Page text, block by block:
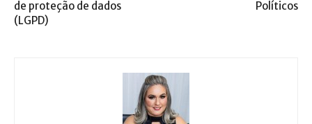
de proteção de dados
(LGPD)
Políticos